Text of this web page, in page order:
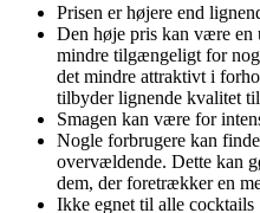
Prisen er højere end
Den høje pris kan være en
mindre tilgængeligt for
det mindre attraktivt i
tilbyder lignende kvalitet
Smagen kan være for
Nogle forbrugere kan
overvældende. Dette kan
dem, der foretrækker en
Ikke egnet til alle cocktails